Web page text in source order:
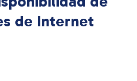
de Internet